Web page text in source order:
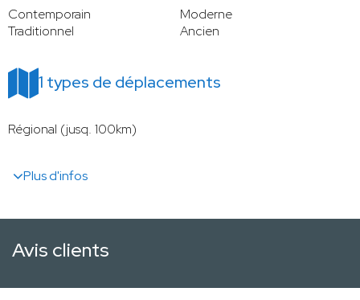
Contemporain
Moderne
Traditionnel
Ancien
1 types de déplacements
Régional (jusq. 100km)
Plus d'infos
Avis clients